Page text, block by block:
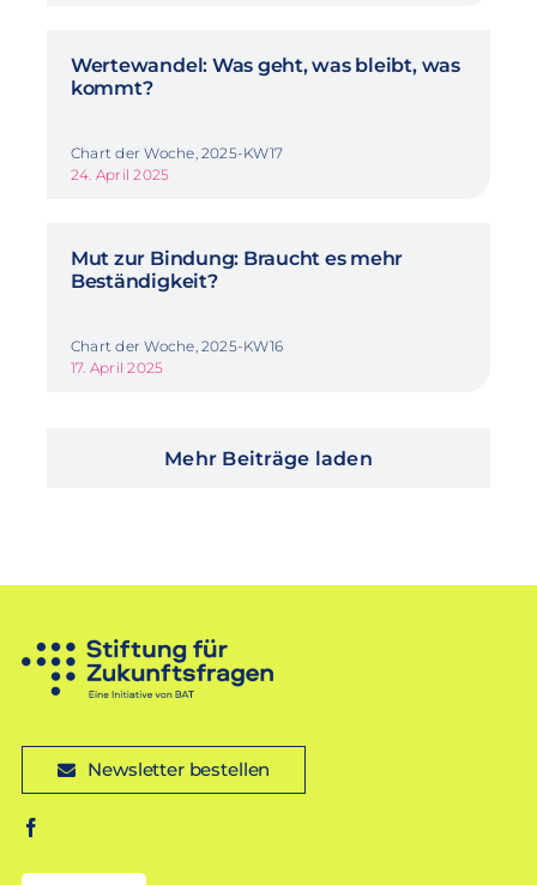
Wertewandel: Was geht, was bleibt, was
kommt?
Chart der Woche, 2025-KW17
24. April 2025
Mut zur Bindung: Braucht es mehr
Beständigkeit?
Chart der Woche, 2025-KW16
17. April 2025
Mehr Beiträge laden
Newsletter bestellen